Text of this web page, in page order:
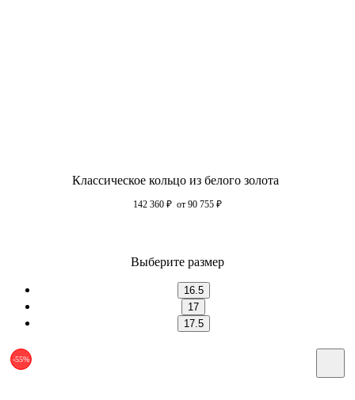
Классическое кольцо из белого золота
142 360 ₽ от 90 755 ₽
Выберите размер
16.5
17
17.5
-55%